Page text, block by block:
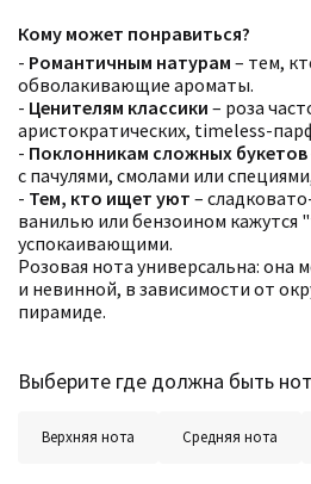
Кому может понравиться?
- Романтичным натурам – тем,
обволакивающие ароматы.
- Ценителям классики – роза
аристократических, timeless-
- Поклонникам сложных букетов
с пачулями, смолами или
- Тем, кто ищет уют –
ванилью или бензоином кажутся
успокаивающими.
Розовая нота универсальна: она
и невинной, в зависимости от
пирамиде.
Выберите где должна быть
Верхняя нота Средняя нота